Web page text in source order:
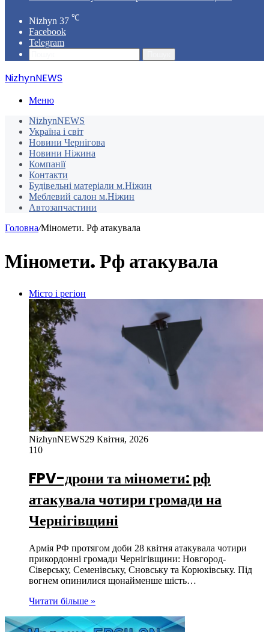
Nizhyn 37 ℃
Facebook
Telegram
NizhynNEWS
Меню
NizhynNEWS
Україна і світ
Новини Чернігова
Новини Ніжина
Компанії
Контакти
Будівельні матеріали м.Ніжин
Меблевий салон м.Ніжин
Автозапчастини
Головна/Міномети. Рф атакувала
Міномети. Рф атакувала
Місто і регіон
NizhynNEWS29 Квітня, 2026
110
FPV-дрони та міномети: рф
атакувала чотири громади на
Чернігівщині
Армія РФ протягом доби 28 квітня атакувала чотири
прикордонні громади Чернігівщини: Новгород-
Сіверську, Семенівську, Сновську та Корюківську. Під
вогнем опинилися щонайменше шість…
Читати більше »